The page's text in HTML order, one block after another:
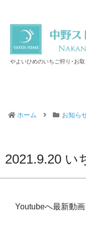
やよいひめのいちご狩り･お
ホーム お知ら
2021.9.20 い
Youtubeへ最新動